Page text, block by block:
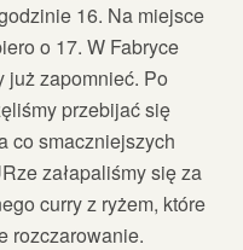
16. Na miejsce
o 17. W Fabryce
już zapomnieć. Po
przebijać się
co smaczniejszych
załapaliśmy się za
curry z ryżem, które
rozczarowanie.